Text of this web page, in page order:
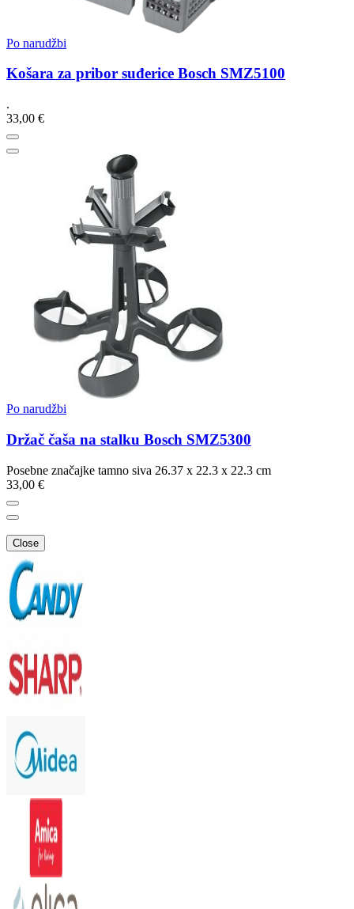
Po narudžbi
Košara za pribor suđerice Bosch SMZ5100
.
33,00 €
Po narudžbi
Držač čaša na stalku Bosch SMZ5300
Posebne značajke tamno siva 26.37 x 22.3 x 22.3 cm
33,00 €
Close